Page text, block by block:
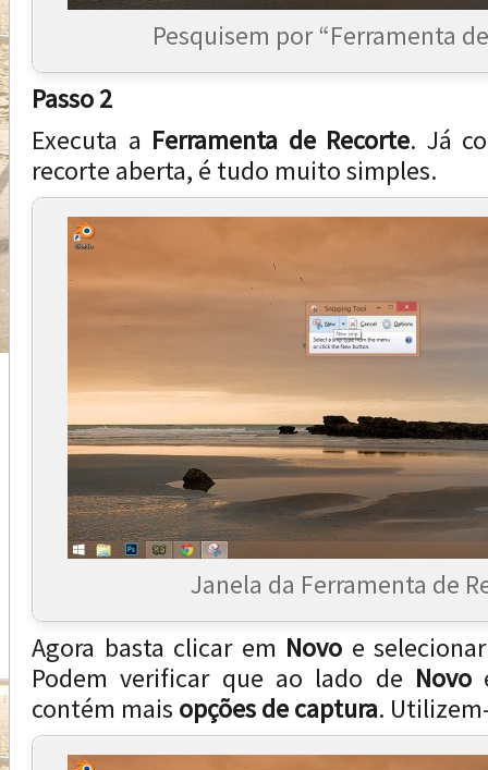
Pesquisem por “Ferramenta
Passo 2
Executa a Ferramenta de Recorte. Já
recorte aberta, é tudo muito simples.
Janela da Ferramenta de
Agora basta clicar em Novo e
Podem verificar que ao lado de Novo
contém mais opções de captura.